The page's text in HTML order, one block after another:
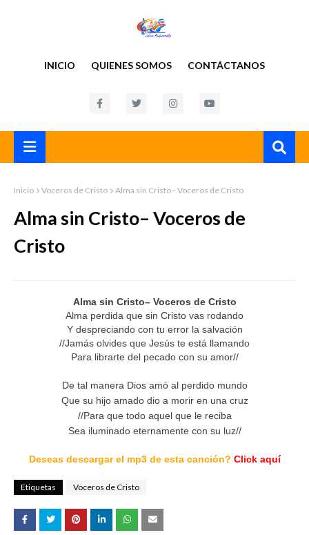
INICIO QUIENES SOMOS CONTÁCTANOS
Inicio Voceros de Cristo Alma sin Cristo– Voceros de Cristo
Alma sin Cristo– Voceros de
Cristo
Alma sin Cristo– Voceros de Cristo
Alma perdida que sin Cristo vas rodando
Y despreciando con tu error la salvación
//Jamás olvides que Jesús te está llamando
Para librarte del pecado con su amor//
De tal manera Dios amó al perdido mundo
Que su hijo amado dio a morir en una cruz
//Para que todo aquel que le reciba
Sea iluminado eternamente con su luz//
Deseas descargar el mp3 de esta canción? Click aquí
Etiquetas Voceros de Cristo